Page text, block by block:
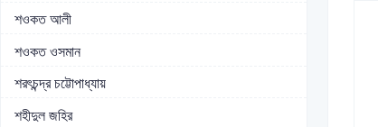
শওকত আলী
শওকত ওসমান
শরৎচন্দ্র চট্টোপাধ্যায়
শহীদুল জহির